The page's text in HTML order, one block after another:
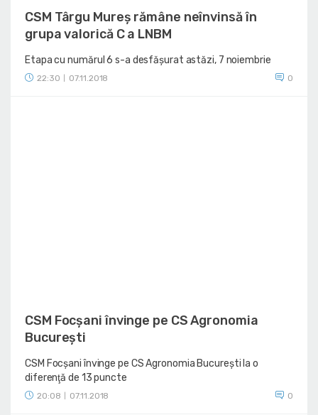
CSM Târgu Mureș rămâne neînvinsă în
grupa valorică C a LNBM
Etapa cu numărul 6 s-a desfășurat astăzi, 7 noiembrie
22:30 07.11.2018 0
CSM Focșani învinge pe CS Agronomia
București
CSM Focșani învinge pe CS Agronomia București la o
diferenţă de 13 puncte
20:08 07.11.2018 0